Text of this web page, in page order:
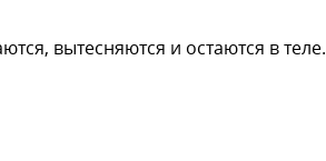
вытесняются и остаются в теле.